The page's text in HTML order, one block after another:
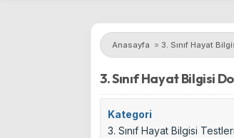
Anasayfa » 3. Sınıf Hayat
3. Sınıf Hayat Bilgisi
Kategori
3. Sınıf Hayat Bilgisi Testleri